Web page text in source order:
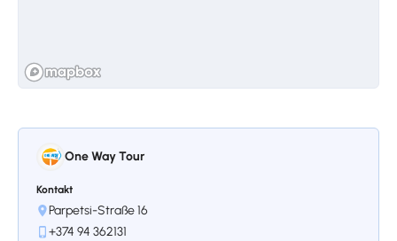
One Way Tour
Kontakt
Parpetsi-Straße 16
+374 94 362131